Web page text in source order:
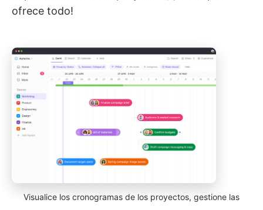
ofrece todo!
Visualice los cronogramas de los proyectos, gestione las